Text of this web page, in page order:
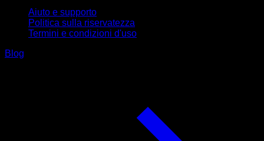
Aiuto e supporto
Politica sulla riservatezza
Termini e condizioni d'uso
Blog